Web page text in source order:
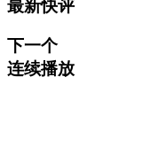
最新快评
下一个
连续播放